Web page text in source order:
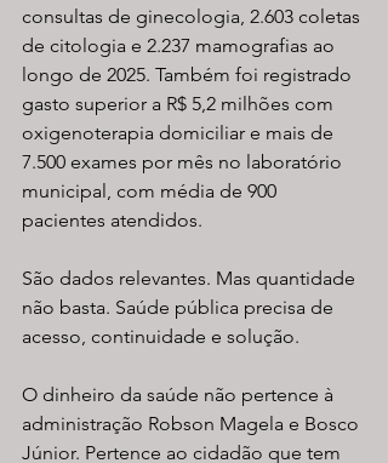
consultas de ginecologia, 2.603 coletas
de citologia e 2.237 mamografias ao
longo de 2025. Também foi registrado
gasto superior a R$ 5,2 milhões com
oxigenoterapia domiciliar e mais de
7.500 exames por mês no laboratório
municipal, com média de 900
pacientes atendidos.
São dados relevantes. Mas quantidade
não basta. Saúde pública precisa de
acesso, continuidade e solução.
O dinheiro da saúde não pertence à
administração Robson Magela e Bosco
Júnior. Pertence ao cidadão que tem